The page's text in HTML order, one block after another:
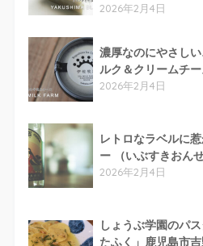
2026年2月4日
濃厚なのにやさし
ルク＆クリームチ
2026年2月4日
レトロなラベルに
ー （いぶすきおん
2026年2月4日
しょうぶ学園のパ
たふく」鹿児島市